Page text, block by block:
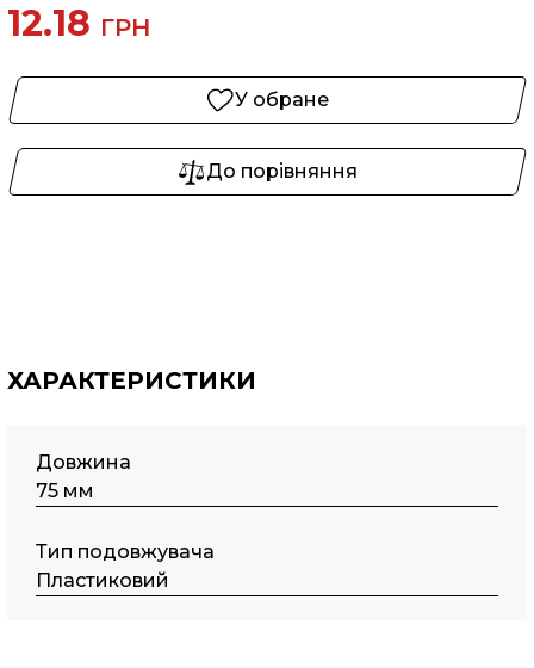
12.18 ГРН
У обране
До порівняння
ХАРАКТЕРИСТИКИ
Довжина
75 мм
Тип подовжувача
Пластиковий